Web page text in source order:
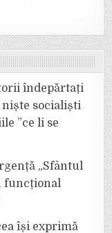
îndepărtați
niște socialiști
”ce li se
„Sfântul
funcțional
își exprimă